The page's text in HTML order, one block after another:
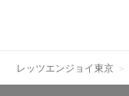
レッツエンジョイ東京